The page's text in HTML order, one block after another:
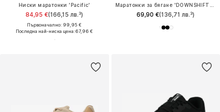
Ниски маратонки 'Pacific'
84,95 €(166,15 лв.³)
Първоначално: 99,95 €
Последна най-ниска цена:67,96 €
69,90 €(136,71 лв.³)